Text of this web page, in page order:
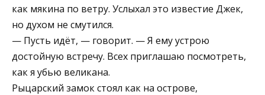
как мякина по ветру. Услыхал это известие Джек,
но духом не смутился.
— Пусть идёт, — говорит. — Я ему устрою
достойную встречу. Всех приглашаю посмотреть,
как я убью великана.
Рыцарский замок стоял как на острове,